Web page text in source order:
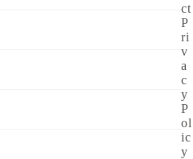
ct
P
ri
v
a
c
y
P
ol
ic
y